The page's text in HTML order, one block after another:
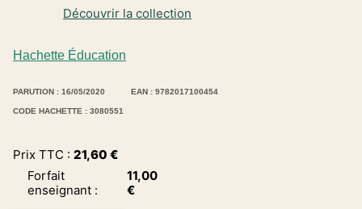
Hachette Éducation
Découvrir la collection
PARUTION : 16/05/2020 EAN : 9782017100454
CODE HACHETTE : 3080551
Prix TTC : 21,60 €
Forfait
enseignant :
11,00
€